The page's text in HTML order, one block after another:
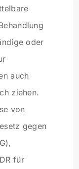
oder
auch
ziehen.
von
gegen
für